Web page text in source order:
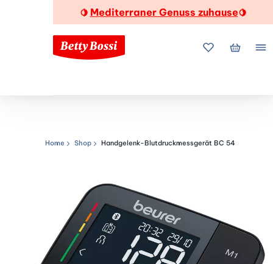
🍋 Mediterraner Genuss zuhause🍋
MeineMein
Navigationspfad
Home Shop Handgelenk-Blutdruckmessgerät BC 54